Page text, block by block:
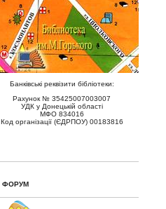
Банківські реквізити бібліотеки:
Рахунок № 35425007003007
УДК у Донецькій області
МФО 834016
Код організації (ЄДРПОУ) 00183816
ФОРУМ